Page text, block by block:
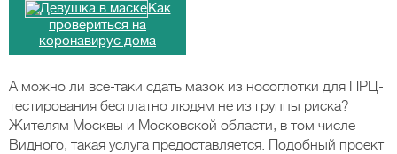
Как
провериться на
коронавирус дома
А можно ли все-таки сдать мазок из носоглотки для ПРЦ-
тестирования бесплатно людям не из группы риска?
Жителям Москвы и Московской области, в том числе
Видного, такая услуга предоставляется. Подобный проект